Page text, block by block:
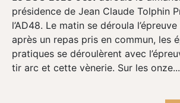
présidence de Jean Claude Tolphin
l’AD48. Le matin se déroula
après un repas pris en commun, les
pratiques se déroulèrent avec
tir arc et cette vènerie. Sur les onze...